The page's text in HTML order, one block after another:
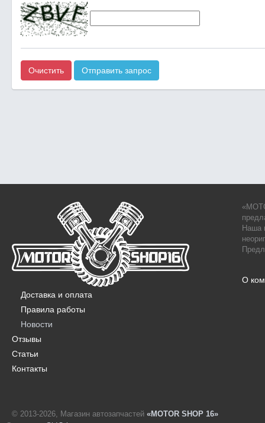
Очистить Отправить запрос
Наша
О
Доставка и оплата
Правила работы
Новости
Отзывы
Статьи
Контакты
© 2013-2026, Магазин автозапчастей «MOTOR SHOP 16»